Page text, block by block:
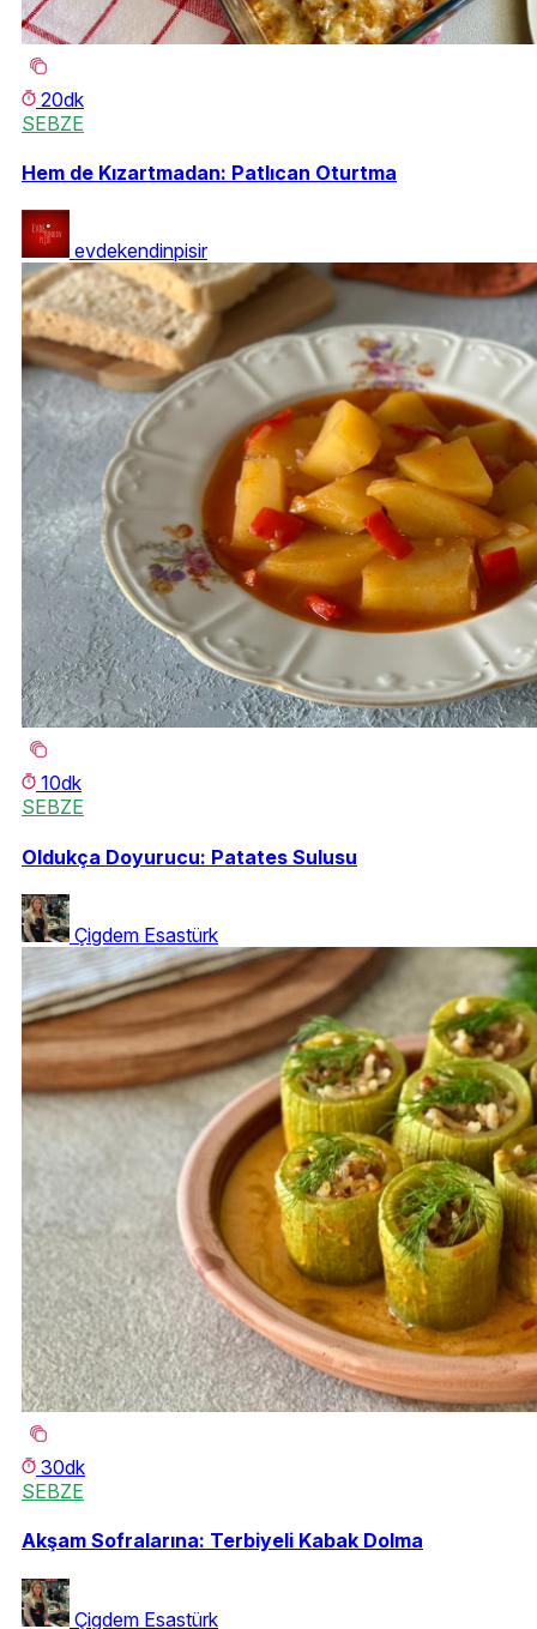
20dk
SEBZE
Hem de Kızartmadan: Patlıcan Oturtma
evdekendinpisir
10dk
SEBZE
Oldukça Doyurucu: Patates Sulusu
Çigdem Esastürk
30dk
SEBZE
Akşam Sofralarına: Terbiyeli Kabak Dolma
Çigdem Esastürk